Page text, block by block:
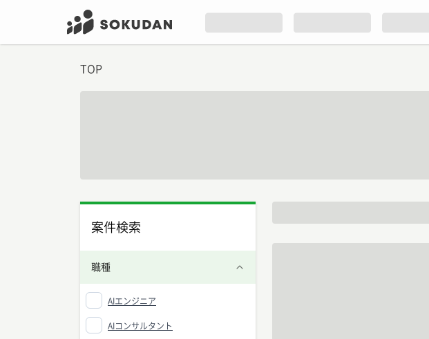
TOP
案件検索
職種
AIエンジニア
AIコンサルタント